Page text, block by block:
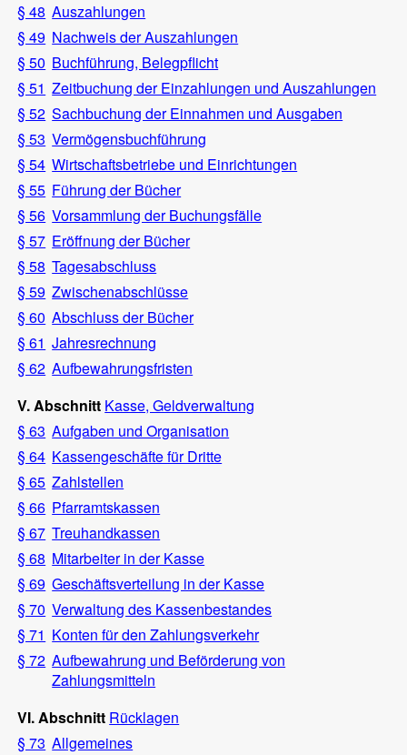
§ 48 Auszahlungen
§ 49 Nachweis der Auszahlungen
§ 50 Buchführung, Belegpflicht
§ 51 Zeitbuchung der Einzahlungen und Auszahlungen
§ 52 Sachbuchung der Einnahmen und Ausgaben
§ 53 Vermögensbuchführung
§ 54 Wirtschaftsbetriebe und Einrichtungen
§ 55 Führung der Bücher
§ 56 Vorsammlung der Buchungsfälle
§ 57 Eröffnung der Bücher
§ 58 Tagesabschluss
§ 59 Zwischenabschlüsse
§ 60 Abschluss der Bücher
§ 61 Jahresrechnung
§ 62 Aufbewahrungsfristen
V. Abschnitt Kasse, Geldverwaltung
§ 63 Aufgaben und Organisation
§ 64 Kassengeschäfte für Dritte
§ 65 Zahlstellen
§ 66 Pfarramtskassen
§ 67 Treuhandkassen
§ 68 Mitarbeiter in der Kasse
§ 69 Geschäftsverteilung in der Kasse
§ 70 Verwaltung des Kassenbestandes
§ 71 Konten für den Zahlungsverkehr
§ 72 Aufbewahrung und Beförderung von
Zahlungsmitteln
VI. Abschnitt Rücklagen
§ 73 Allgemeines